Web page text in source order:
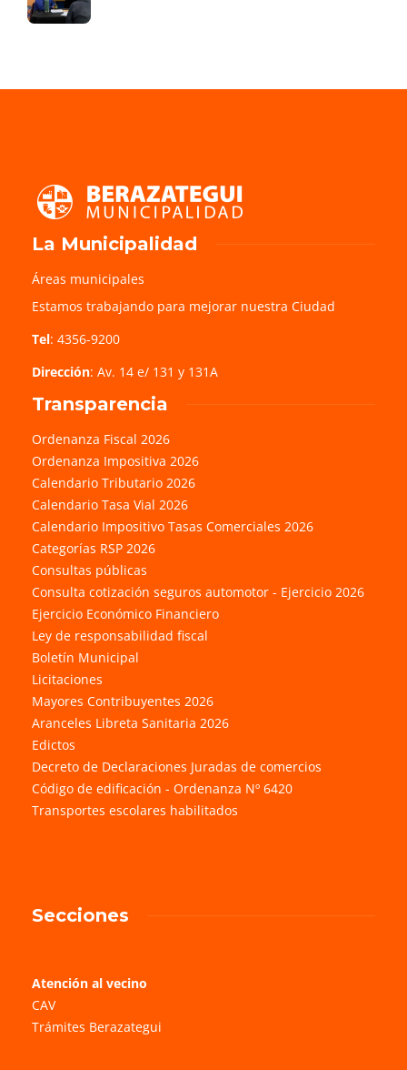
La Municipalidad
Áreas municipales
Estamos trabajando para mejorar nuestra Ciudad
Tel: 4356-9200
Dirección: Av. 14 e/ 131 y 131A
Transparencia
Ordenanza Fiscal 2026
Ordenanza Impositiva 2026
Calendario Tributario 2026
Calendario Tasa Vial 2026
Calendario Impositivo Tasas Comerciales 2026
Categorías RSP 2026
Consultas públicas
Consulta cotización seguros automotor - Ejercicio 2026
Ejercicio Económico Financiero
Ley de responsabilidad fiscal
Boletín Municipal
Licitaciones
Mayores Contribuyentes 2026
Aranceles Libreta Sanitaria 2026
Edictos
Decreto de Declaraciones Juradas de comercios
Código de edificación - Ordenanza Nº 6420
Transportes escolares habilitados
Secciones
Atención al vecino
CAV
Trámites Berazategui